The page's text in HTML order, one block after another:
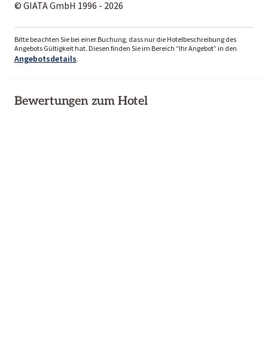
© GIATA GmbH 1996 - 2026
Bitte beachten Sie bei einer Buchung, dass nur die Hotelbeschreibung des
Angebots Gültigkeit hat. Diesen finden Sie im Bereich “Ihr Angebot” in den
Angebotsdetails.
Bewertungen zum Hotel